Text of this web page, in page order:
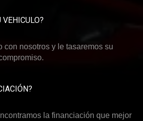
VEHICULO?
con nosotros y le tasaremos su
la financiación que mejor